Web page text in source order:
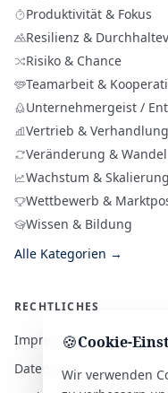
Produktivität & Fokus
Resilienz &
Risiko & Chance
Teamarbeit &
Unternehmergeist /
Vertrieb & Verhandlung
Veränderung & Wandel
Wachstum & Skalierung
Wettbewerb &
Wissen & Bildung
Alle Kategorien →
RECHTLICHES
Impressum
Datenschutz
🍪Cookie-
Wir verwenden